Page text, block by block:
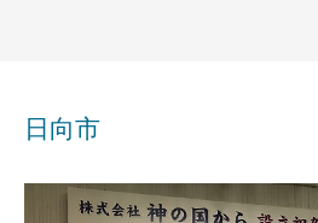
日向市